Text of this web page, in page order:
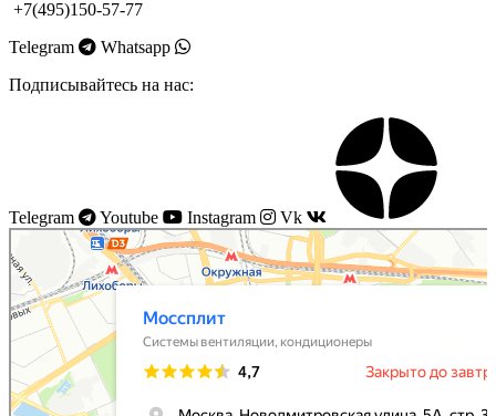
+7(495)150-57-77
Telegram
Whatsapp
Подписывайтесь на нас:
Telegram Youtube Instagram Vk
Моссплит
Системы вентиляции в Москве
Установка кондиционеров в Москве